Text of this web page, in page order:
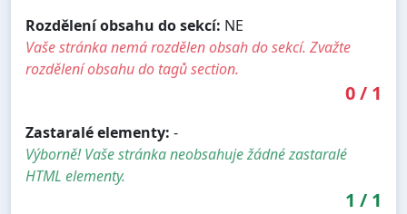
Rozdělení obsahu do sekcí: NE
Vaše stránka nemá rozdělen obsah do sekcí. Zvažte
rozdělení obsahu do tagů section.
0/ 1
Zastaralé elementy: -
Výborně! Vaše stránka neobsahuje žádné zastaralé
HTML elementy.
1 / 1